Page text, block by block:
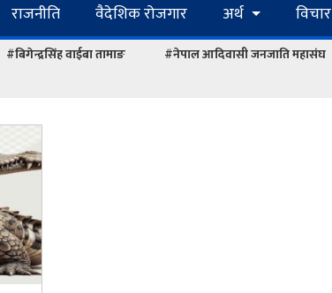
राजनीति वैदेशिक रोजगार अर्थ विचार
#बिगेन्द्रसिंह वाईबा तामाङ #नेपाल आदिवासी जनजाति महासंघ